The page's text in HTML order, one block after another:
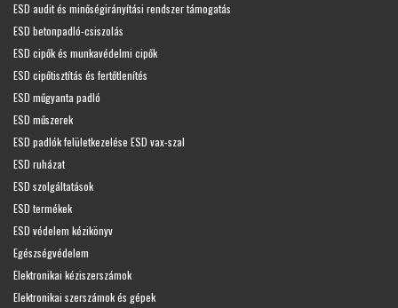
ESD audit és minőségirányítási rendszer támogatás
ESD betonpadló-csiszolás
ESD cipők és munkavédelmi cipők
ESD cipőtisztítás és fertőtlenítés
ESD műgyanta padló
ESD műszerek
ESD padlók felületkezelése ESD vax-szal
ESD ruházat
ESD szolgáltatások
ESD termékek
ESD védelem kézikönyv
Egészségvédelem
Elektronikai kéziszerszámok
Elektronikai szerszámok és gépek